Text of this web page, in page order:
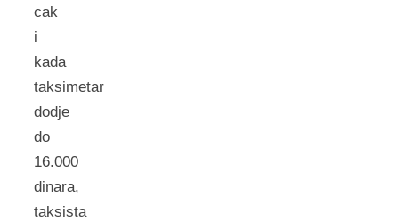
cak
i
kada
taksimetar
dodje
do
16.000
dinara,
taksista